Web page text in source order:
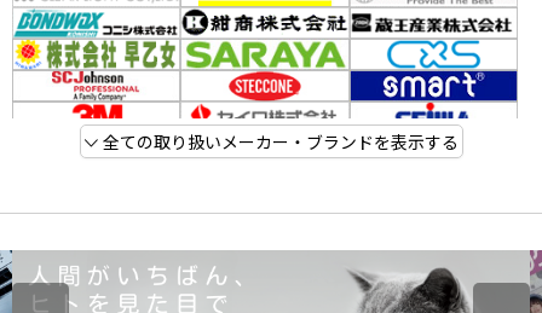
全ての取り扱いメーカー・ブランドを表示する